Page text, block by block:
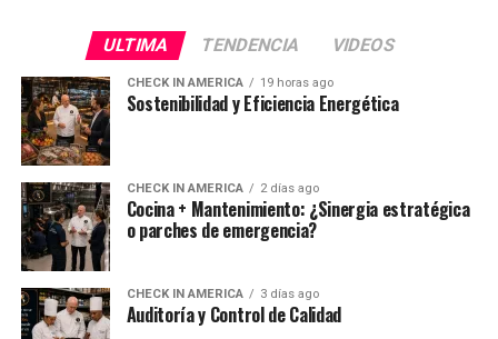
ULTIMA TENDENCIA VIDEOS
CHECK IN AMERICA 19 horas ago
Sostenibilidad y Eficiencia Energética
CHECK IN AMERICA 2 días ago
Cocina + Mantenimiento: ¿Sinergia estratégica
o parches de emergencia?
CHECK IN AMERICA 3 días ago
Auditoría y Control de Calidad